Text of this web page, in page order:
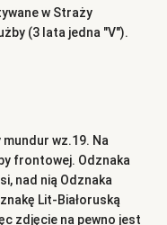
w Straży
(3 lata jedna "V").
wz.19. Na
frontowej. Odznaka
nad nią Odznaka
Lit-Białoruską
zdjęcie na pewno jest